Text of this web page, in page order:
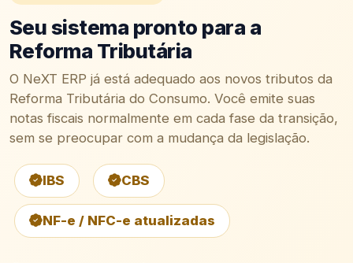
Seu sistema pronto para a
Reforma Tributária
O NeXT ERP já está adequado aos novos tributos da
Reforma Tributária do Consumo. Você emite suas
notas fiscais normalmente em cada fase da transição,
sem se preocupar com a mudança da legislação.
IBS CBS
NF-e / NFC-e atualizadas